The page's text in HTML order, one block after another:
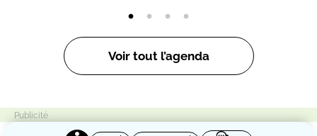
Voir tout l’agenda